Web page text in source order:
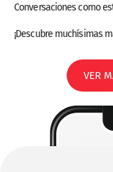
Conversaciones como
¡Descubre muchísimas
VER